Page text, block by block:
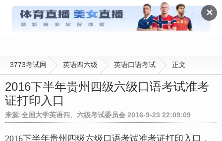
✕
英语口语考试
3773考试网 英语四六级 英语口语考试 正文
2016下半年贵州四级六级口语考试准考
证打印入口
来源:全国大学英语四、六级考试委员会 2016-9-23 22:09:09
2016下半年贵州四级六级口语考试准考证打印入口，